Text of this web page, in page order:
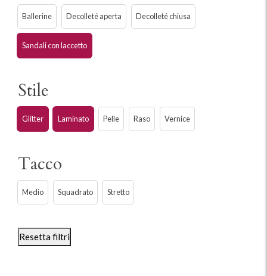
Ballerine Decolleté aperta Decolleté chiusa
Sandali con laccetto
Stile
Glitter Laminato Pelle Raso Vernice
Tacco
Medio Squadrato Stretto
Resetta filtri